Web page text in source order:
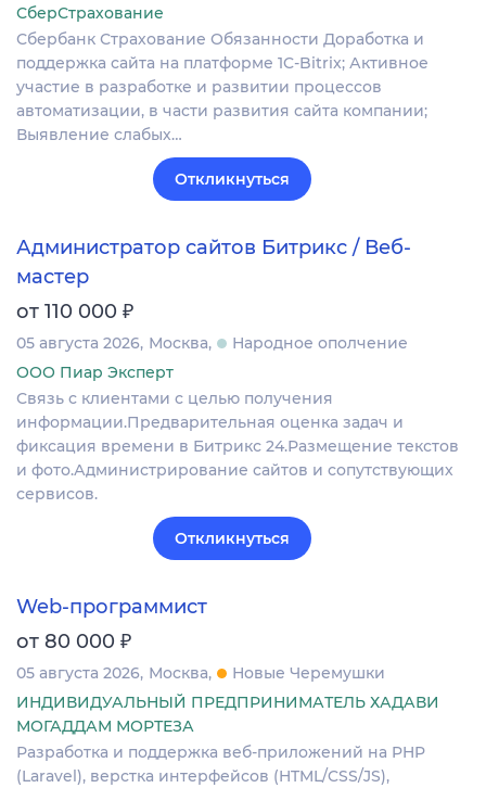
СберСтрахование
Сбербанк Страхование Обязанности Доработка и
поддержка сайта на платформе 1C-Bitrix; Активное
участие в разработке и развитии процессов
автоматизации, в части развития сайта компании;
Выявление слабых…
Откликнуться
Администратор сайтов Битрикс / Веб-
мастер
от 110 000 ₽
05 августа 2026 Москва
Народное ополчение
ООО Пиар Эксперт
Связь с клиентами с целью получения
информации.Предварительная оценка задач и
фиксация времени в Битрикс 24.Размещение текстов
и фото.Администрирование сайтов и сопутствующих
сервисов.
Откликнуться
Web-программист
от 80 000 ₽
05 августа 2026 Москва
Новые Черемушки
ИНДИВИДУАЛЬНЫЙ ПРЕДПРИНИМАТЕЛЬ ХАДАВИ
МОГАДДАМ МОРТЕЗА
Разработка и поддержка веб-приложений на PHP
(Laravel), верстка интерфейсов (HTML/CSS/JS),